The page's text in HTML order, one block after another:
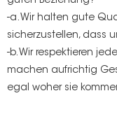
-a. Wir halten gute
sicherzustellen, dass
-b. Wir respektieren
machen aufrichtig
egal woher sie